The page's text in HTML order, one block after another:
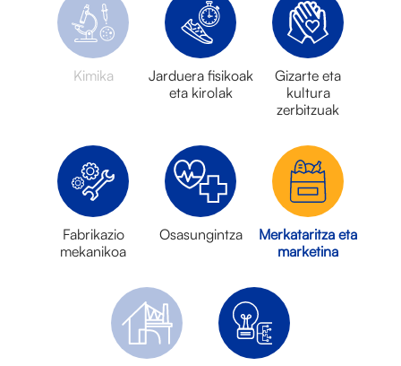
Kimika
Jarduera fisikoak
eta kirolak
Gizarte eta
kultura
zerbitzuak
Fabrikazio
mekanikoa
Osasungintza
Merkataritza eta
marketina